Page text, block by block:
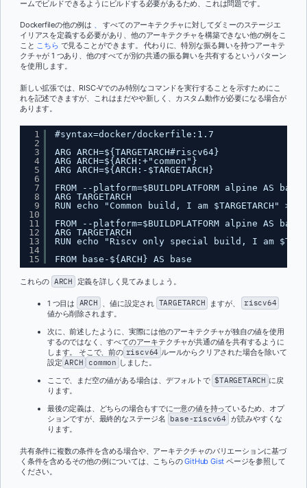
ームでビルドできるようにビルドする必要があるため、これは問題です。
Dockerfileの他の例は 、
すべてのアーキテクチャに対してダミーのステージエ
イリアスを定義する必要があり、他のアーキテクチャを構築できない他の例をこ
こと こちら で見ることができます。 代わりに、特別な振る舞いを持つアーキテ
クチャが 1 つあり、他のすべてが別の共通の振る舞いを共有するというパターン
を使用します。
新しい拡張では、RISC-Vでのみ特別なコマンドを実行することを示すためにこ
れを記述できますが、これはまだやや新しく、カスタム動作が必要になる場合が
あります。
1
2
3
4
5
6
7
8
9
10
11
12
13
14
15
#syntax=docker/dockerfile:1.7
ARG ARCH=${TARGETARCH#riscv64}
ARG ARCH=${ARCH:+"common"}
ARG ARCH=${ARCH:-$TARGETARCH}
FROM --platform=$BUILDPLATFORM alpine AS base-
ARG TARGETARCH
RUN echo "Common build, I am $TARGETARCH" > /
FROM --platform=$BUILDPLATFORM alpine AS
ARG TARGETARCH
RUN echo "Riscv only special build, I am
FROM base-${ARCH} AS base
これらの ARCH 定義を詳しく見てみましょう。
1 つ目は ARCH 、値に設定され TARGETARCH ますが、
riscv64
値から削除されます。
次に、前述したように、実際には他のアーキテクチャが独自の値を使用
するのではなく、すべてのアーキテクチャが共通の値を共有するように
します。 そこで、前の riscv64 ルールからクリアされた場合を除いて
設定 ARCH common しました。
ここで、まだ空の値がある場合は、デフォルトで $TARGETARCH に戻
ります。
最後の定義は、どちらの場合もすでに一意の値を持っているため、オプ
ションですが、最終的なステージ名 base-riscv64 が読みやすくな
ります。
共有条件に複数の条件を含める場合や、アーキテクチャのバリエーションに基づ
く条件を含めるその他の例については、こちらのGitHub Gist ページを参照して
ください。